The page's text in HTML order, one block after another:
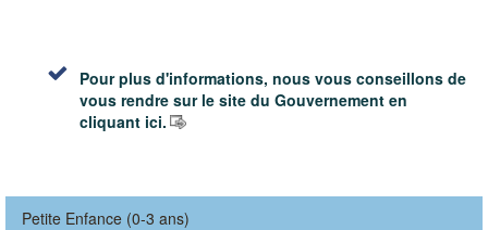
Pour plus d'informations, nous vous conseillons de
vous rendre sur le site du Gouvernement en
cliquant ici.
Petite Enfance (0-3 ans)